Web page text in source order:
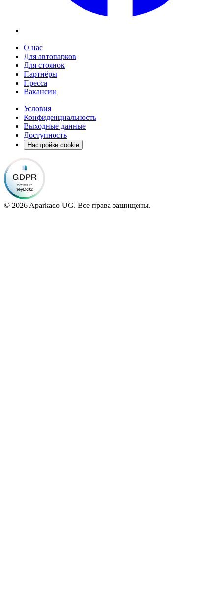
О нас
Для автопарков
Для стоянок
Партнёры
Пресса
Вакансии
Условия
Конфиденциальность
Выходные данные
Доступность
Настройки cookie
© 2026 Aparkado UG. Все права защищены.